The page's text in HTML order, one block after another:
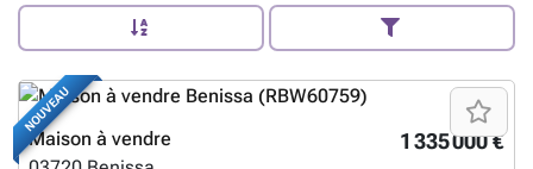
NOUVEAU
1 335 000 €
Maison à vendre